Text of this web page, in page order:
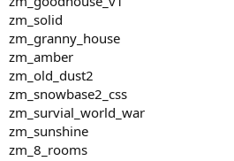
zm_solid
zm_granny_house
zm_amber
zm_old_dust2
zm_snowbase2_css
zm_survial_world_war
zm_sunshine
zm_8_rooms